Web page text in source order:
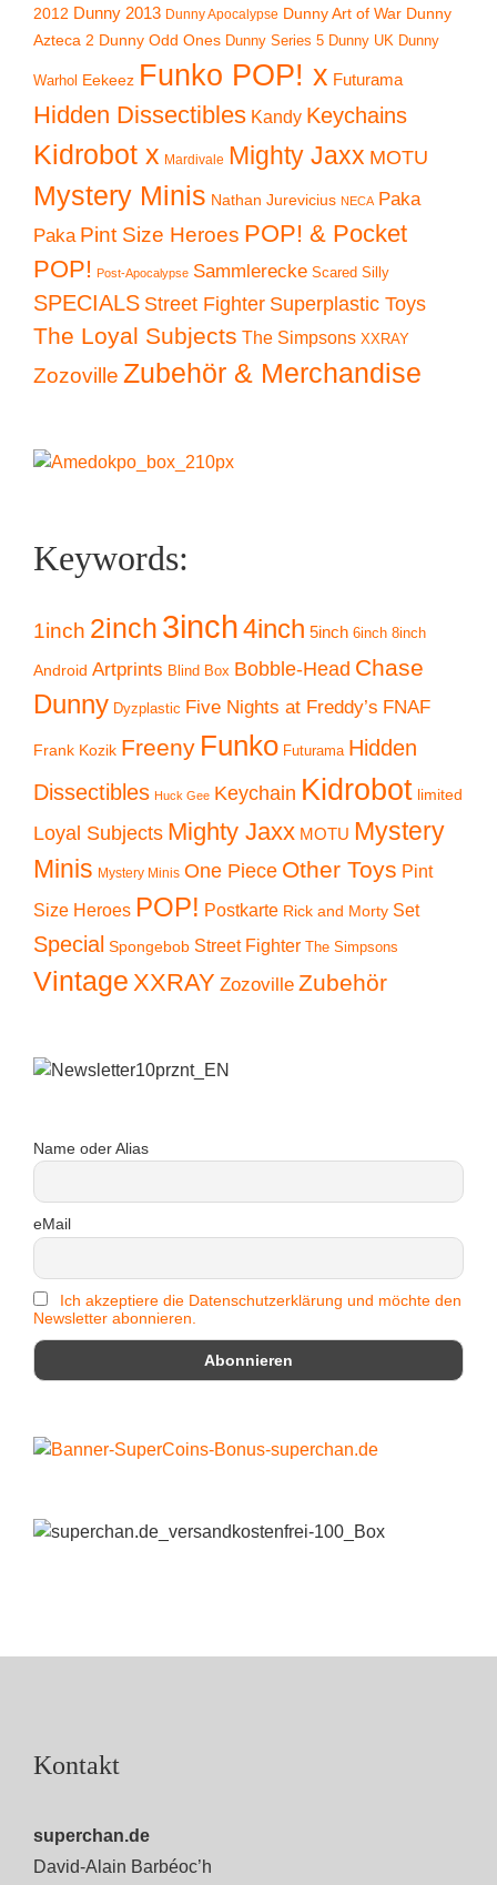
2012 Dunny 2013 Dunny Apocalypse Dunny Art of War Dunny
Azteca 2 Dunny Odd Ones Dunny Series 5 Dunny UK Dunny
Warhol Eekeez Funko POP! x Futurama
Hidden Dissectibles Kandy Keychains
Kidrobot x Mardivale Mighty Jaxx MOTU
Mystery Minis Nathan Jurevicius NECA Paka
Paka Pint Size Heroes POP! & Pocket
POP! Post-Apocalypse Sammlerecke Scared Silly
SPECIALS Street Fighter Superplastic Toys
The Loyal Subjects The Simpsons XXRAY
Zozoville Zubehör & Merchandise
Keywords:
1inch 2inch 3inch4inch 5inch 6inch 8inch
Android Artprints Blind Box Bobble-Head Chase
Dunny Dyzplastic Five Nights at Freddy’s FNAF
Frank Kozik Freeny Funko Futurama Hidden
Dissectibles Huck Gee Keychain Kidrobot limited
Loyal Subjects Mighty Jaxx MOTU Mystery
Minis Mystery Minis One Piece Other Toys Pint
Size Heroes POP! Postkarte Rick and Morty Set
Special Spongebob Street Fighter The Simpsons
Vintage XXRAY Zozoville Zubehör
Name oder Alias
eMail
Ich akzeptiere die Datenschutzerklärung und möchte den
Newsletter abonnieren.
Kontakt
superchan.de
David-Alain Barbéoc’h